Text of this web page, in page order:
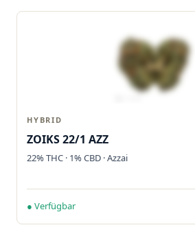
HYBRID
ZOIKS 22/1 AZZ
22% THC · 1% CBD · Azzai
● Verfügbar